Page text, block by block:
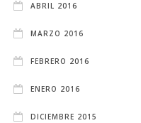
ABRIL 2016
MARZO 2016
FEBRERO 2016
ENERO 2016
DICIEMBRE 2015